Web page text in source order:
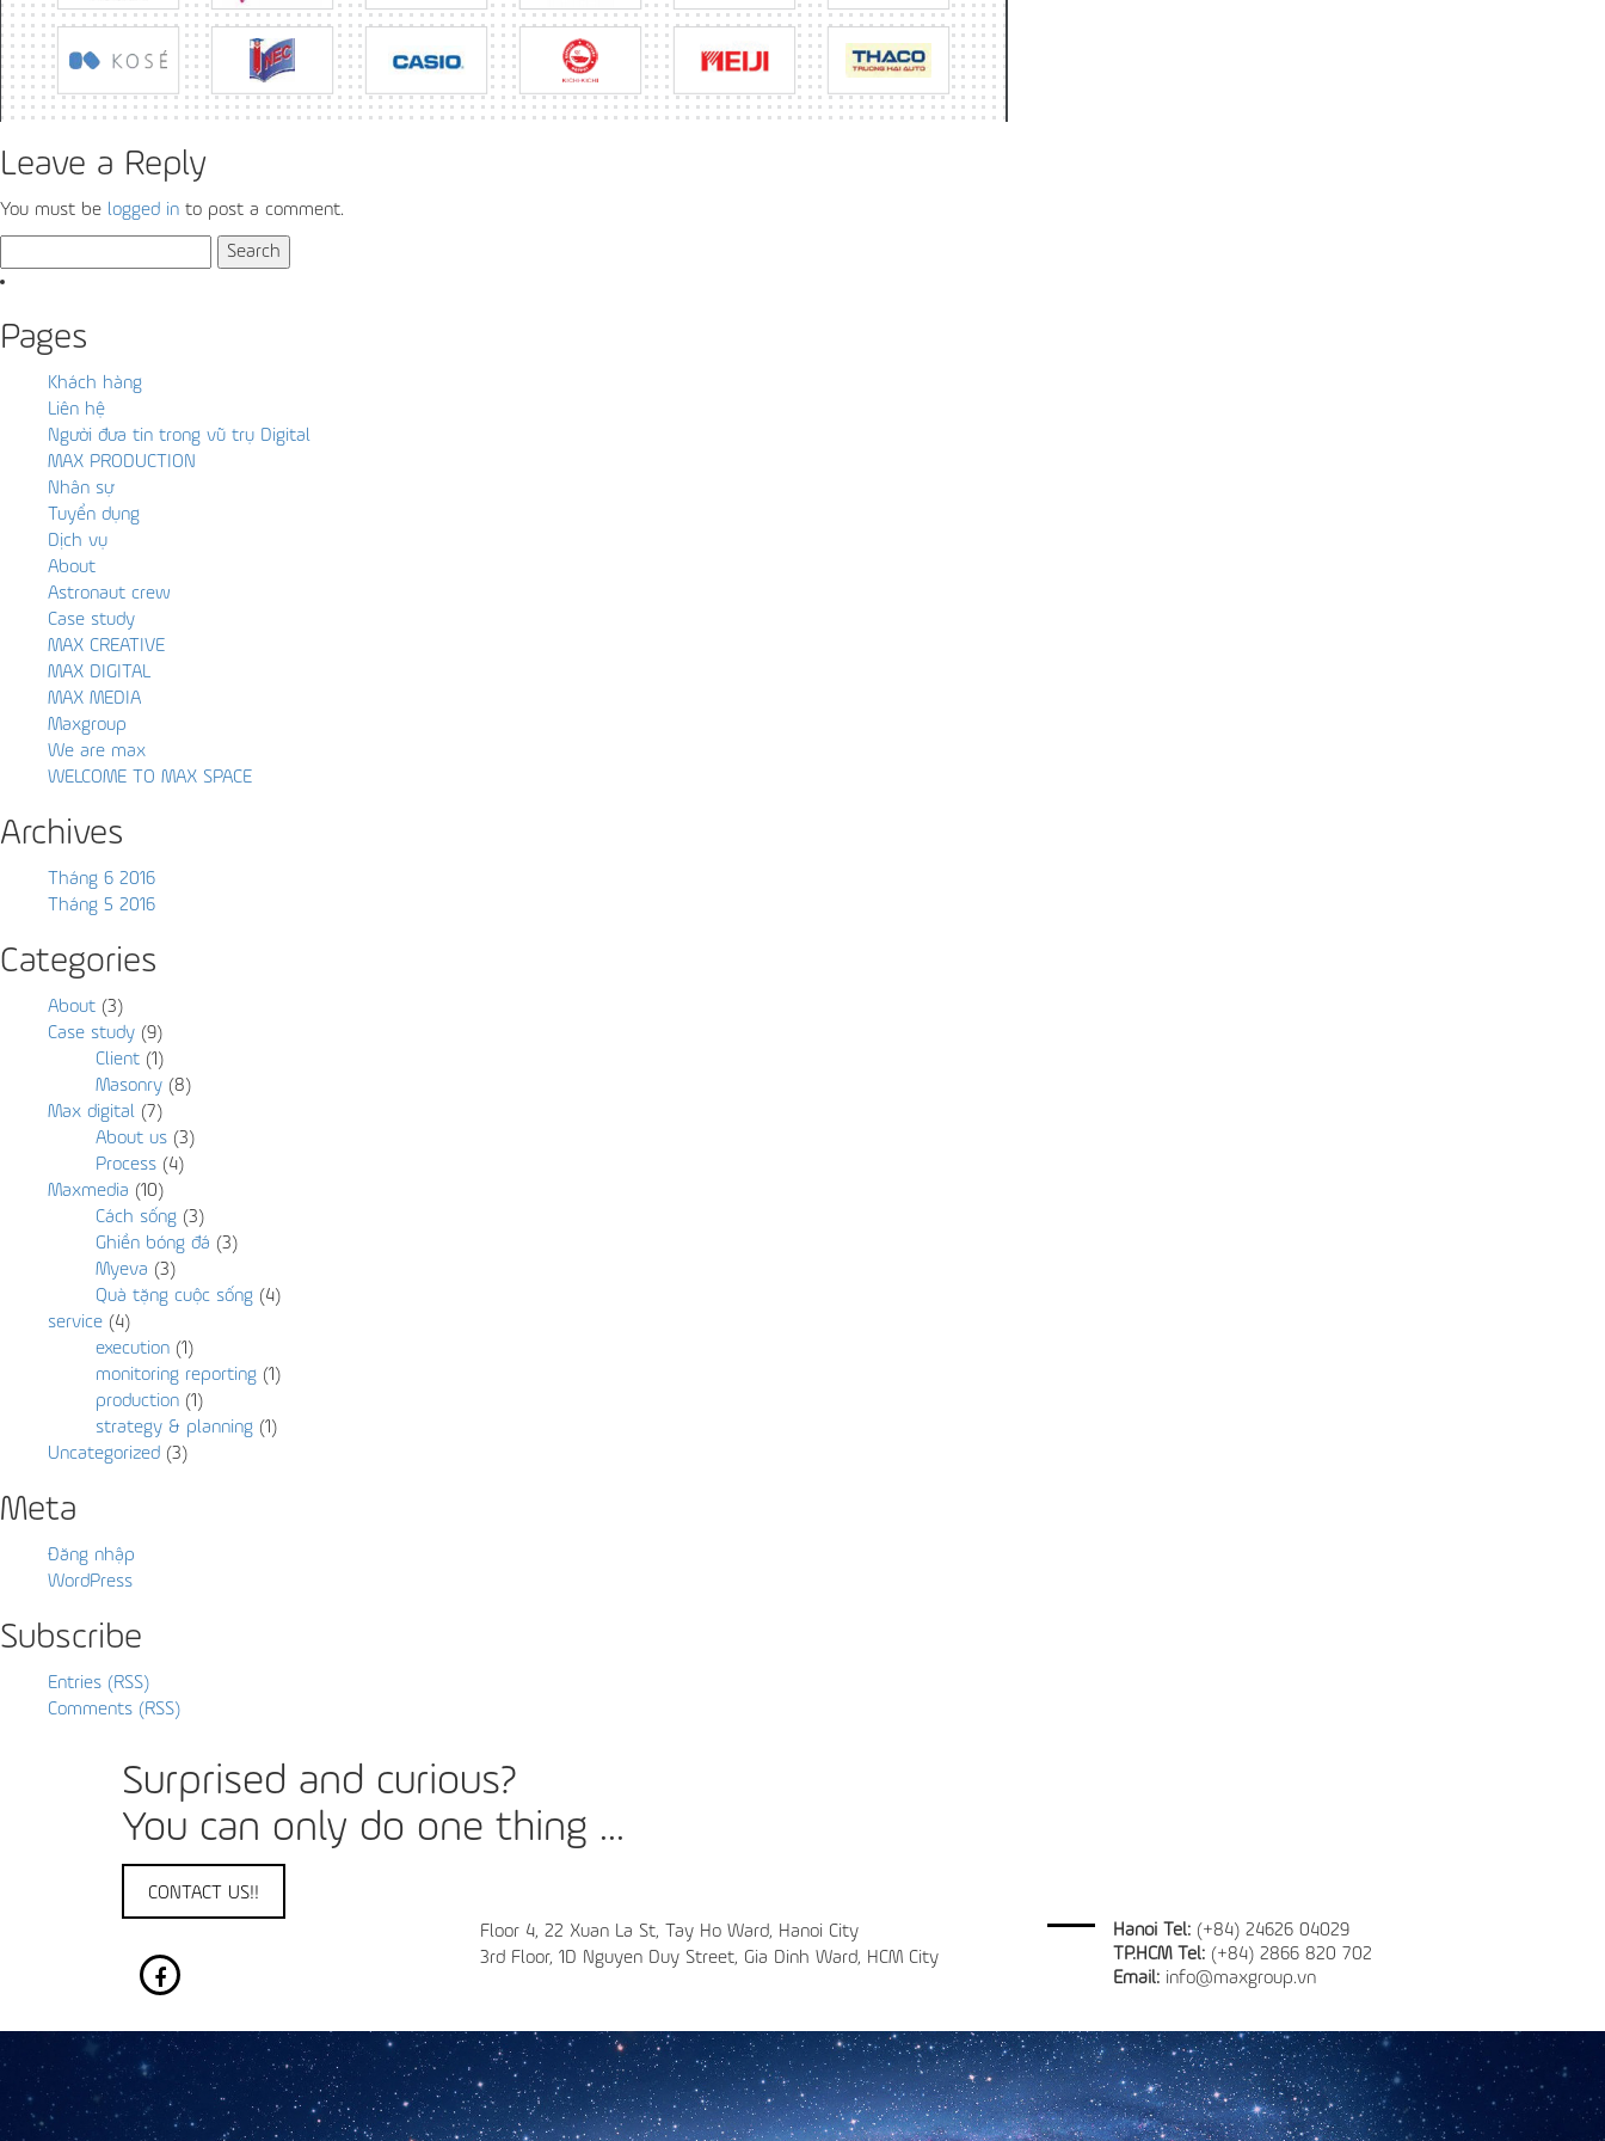
Leave a Reply
You must be logged in to post a comment.
for:
Pages
Khách hàng
Liên hệ
Người đưa tin trong vũ trụ Digital
MAX PRODUCTION
Nhân sự
Tuyển dụng
Dịch vụ
About
Astronaut crew
Case study
MAX CREATIVE
MAX DIGITAL
MAX MEDIA
Maxgroup
We are max
WELCOME TO MAX SPACE
Archives
Tháng 6 2016
Tháng 5 2016
Categories
About (3)
Case study (9)
Client (1)
Masonry (8)
Max digital (7)
About us (3)
Process (4)
Maxmedia (10)
Cách sống (3)
Ghiền bóng đá (3)
Myeva (3)
Quà tặng cuộc sống (4)
service (4)
execution (1)
monitoring reporting (1)
production (1)
strategy & planning (1)
Uncategorized (3)
Meta
Đăng nhập
WordPress
Subscribe
Entries (RSS)
Comments (RSS)
Surprised and curious?
You can only do one thing ...
CONTACT US!!
Floor 4, 22 Xuan La St, Tay Ho Ward, Hanoi City
3rd Floor, 1D Nguyen Duy Street, Gia Dinh Ward, HCM City
Hanoi Tel: (+84) 24626 04029
TP.HCM Tel: (+84) 2866 820 702
Email: info@maxgroup.vn